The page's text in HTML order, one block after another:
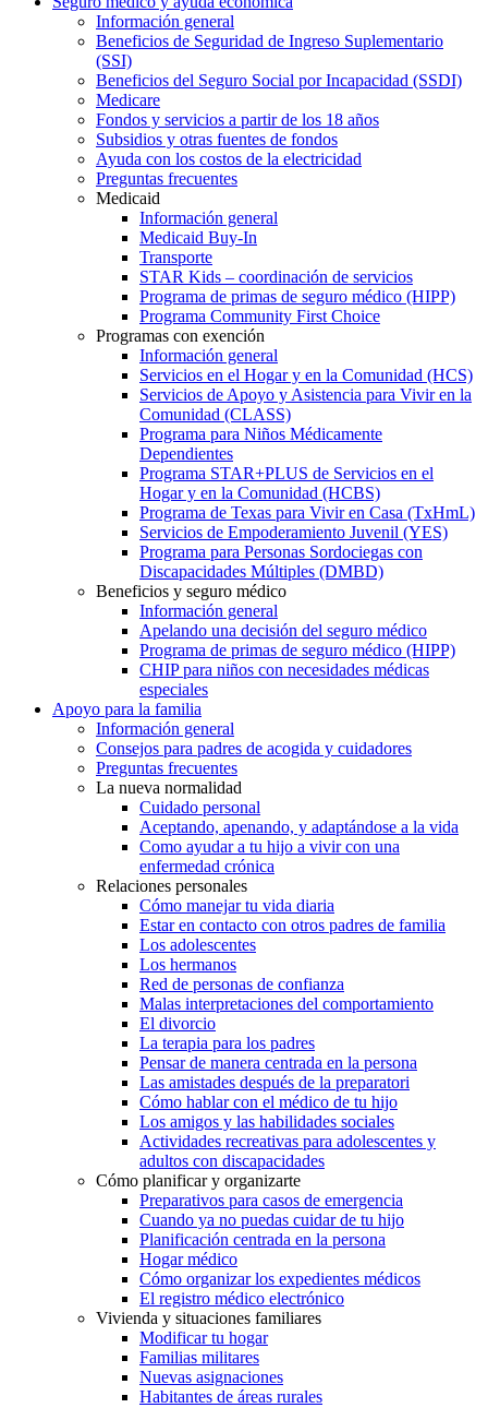
Información general
Beneficios de Seguridad de Ingreso Suplementario
(SSI)
Beneficios del Seguro Social por Incapacidad (SSDI)
Medicare
Fondos y servicios a partir de los 18 años
Subsidios y otras fuentes de fondos
Ayuda con los costos de la electricidad
Preguntas frecuentes
Medicaid
Información general
Medicaid Buy-In
Transporte
STAR Kids – coordinación de servicios
Programa de primas de seguro médico (HIPP)
Programa Community First Choice
Programas con exención
Información general
Servicios en el Hogar y en la Comunidad (HCS)
Servicios de Apoyo y Asistencia para Vivir en la
Comunidad (CLASS)
Programa para Niños Médicamente
Dependientes
Programa STAR+PLUS de Servicios en el
Hogar y en la Comunidad (HCBS)
Programa de Texas para Vivir en Casa (TxHmL)
Servicios de Empoderamiento Juvenil (YES)
Programa para Personas Sordociegas con
Discapacidades Múltiples (DMBD)
Beneficios y seguro médico
Información general
Apelando una decisión del seguro médico
Programa de primas de seguro médico (HIPP)
CHIP para niños con necesidades médicas
especiales
Apoyo para la familia
Información general
Consejos para padres de acogida y cuidadores
Preguntas frecuentes
La nueva normalidad
Cuidado personal
Aceptando, apenando, y adaptándose a la vida
Como ayudar a tu hijo a vivir con una
enfermedad crónica
Relaciones personales
Cómo manejar tu vida diaria
Estar en contacto con otros padres de familia
Los adolescentes
Los hermanos
Red de personas de confianza
Malas interpretaciones del comportamiento
El divorcio
La terapia para los padres
Pensar de manera centrada en la persona
Las amistades después de la preparatori
Cómo hablar con el médico de tu hijo
Los amigos y las habilidades sociales
Actividades recreativas para adolescentes y
adultos con discapacidades
Cómo planificar y organizarte
Preparativos para casos de emergencia
Cuando ya no puedas cuidar de tu hijo
Planificación centrada en la persona
Hogar médico
Cómo organizar los expedientes médicos
El registro médico electrónico
Vivienda y situaciones familiares
Modificar tu hogar
Familias militares
Nuevas asignaciones
Habitantes de áreas rurales